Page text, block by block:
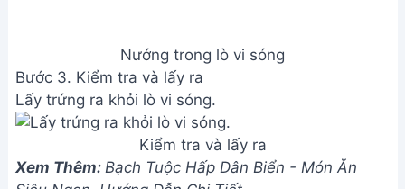
Kiểm tra và lấy ra
Xem Thêm: Bạch Tuộc Hấp Dân Biển - Món Ăn
Siêu Ngon, Hướng Dẫn Chi Tiết
Cần chú ý thời gian quay lò vi sóng tùy thuộc vào